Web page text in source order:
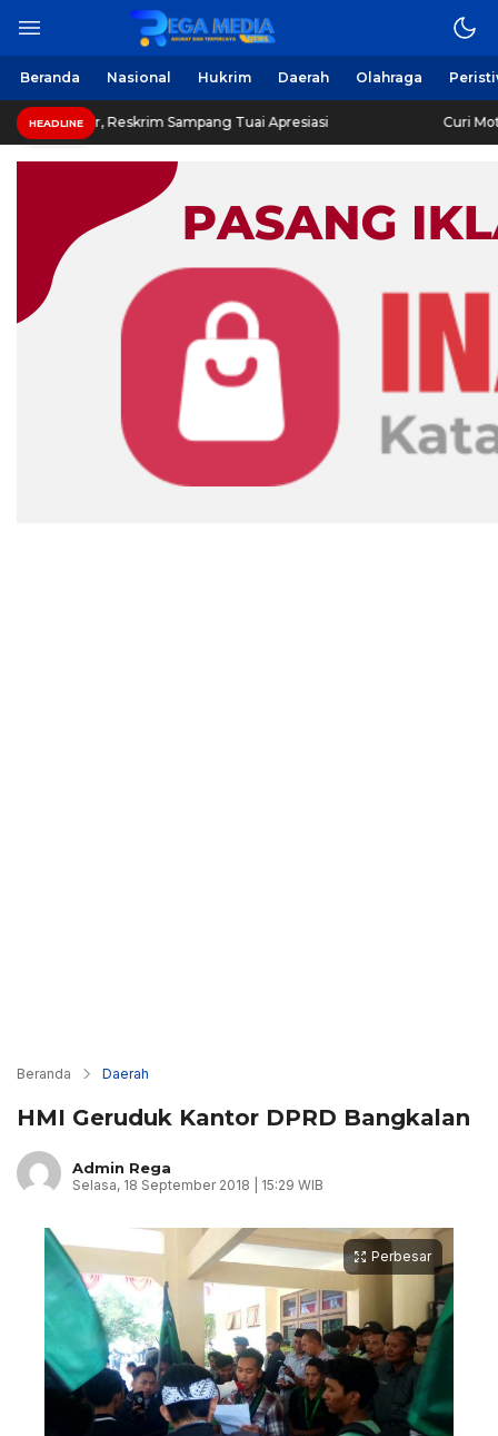
Beranda Nasional Hukrim Daerah Olahraga
HEADLINE
Reskrim Sampang Tuai Apresiasi Curi Motor! Dua
Beranda Daerah
HMI Geruduk Kantor DPRD Bangkalan
Admin Rega
Selasa, 18 September 2018 | 15:29 WIB
Perbesar